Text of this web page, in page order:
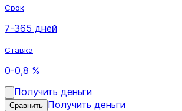
Срок
7-365 дней
Ставка
0-0,8 %
Получить деньги
Сравнить Получить деньги